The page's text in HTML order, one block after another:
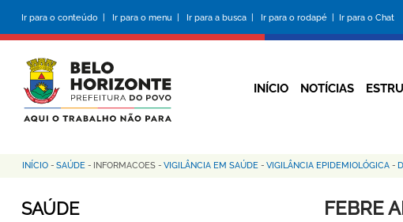
conteúdo
principal
Ir para o conteúdo | Ir para o menu | Ir para a busca | Ir para o rodapé | Ir para o Chat
INÍCIO NOTÍCIAS
Trilha
de
INÍCIO - SAÚDE - INFORMACOES - VIGILÂNCIA EM SAÚDE - VIGILÂNCIA EPIDEMIOLÓGICA -
FEBRE
SAÚDE